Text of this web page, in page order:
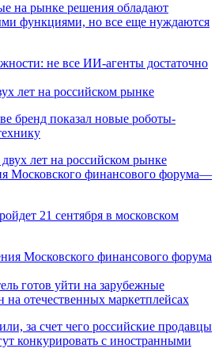
на рынке решения обладают
функциями, но все еще нуждаются
лет на российском рынке
бренд показал новые роботы-
Московского финансового форума—
21 сентября в московском
готов уйти на зарубежные
отечественных маркетплейсах
за счет чего российские продавцы
конкурировать с иностранными